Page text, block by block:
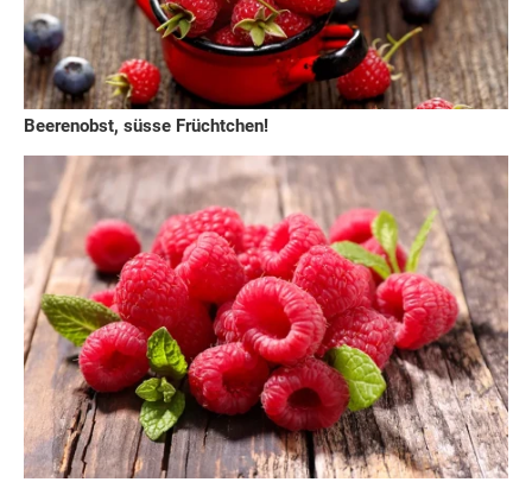
Beerenobst, süsse Früchtchen!